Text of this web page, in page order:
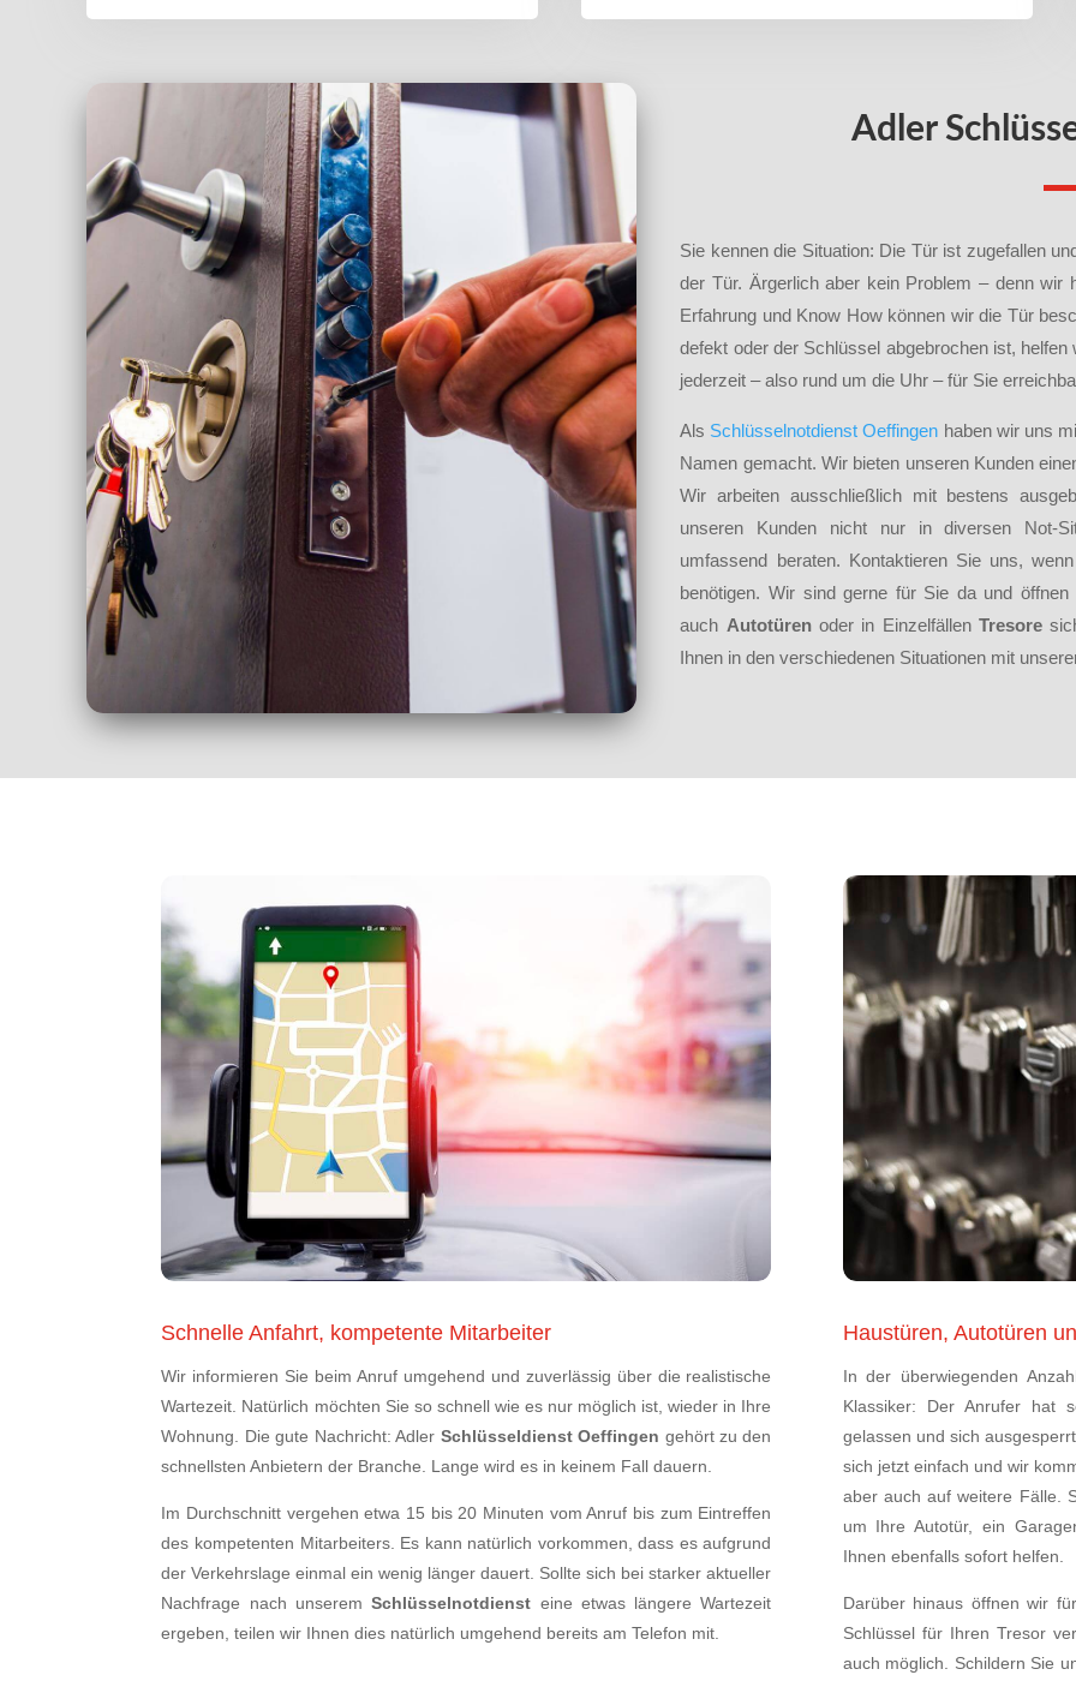
Adler
Sie kennen die Situation: Die Tür ist zugefallen
der Tür. Ärgerlich aber kein Problem – denn
Erfahrung und Know How können wir die Tür
defekt oder der Schlüssel abgebrochen ist,
jederzeit – also rund um die Uhr – für Sie
Als Schlüsselnotdienst Oeffingen haben wir uns
Namen gemacht. Wir bieten unseren Kunden
Wir arbeiten ausschließlich mit bestens
unseren Kunden nicht nur in diversen Not-
umfassend beraten. Kontaktieren Sie uns,
benötigen. Wir sind gerne für Sie da und öffnen
auch Autotürenoder in Einzelfällen Tresore
Ihnen in den verschiedenen Situationen mit
Schnelle Anfahrt, kompetente Mitarbeiter
Wir informieren Sie beim Anruf umgehend und zuverlässig über die realistische
Wartezeit. Natürlich möchten Sie so schnell wie es nur möglich ist, wieder in Ihre
Wohnung. Die gute Nachricht: Adler Schlüsseldienst Oeffingen gehört zu den
schnellsten Anbietern der Branche. Lange wird es in keinem Fall dauern.
Im Durchschnitt vergehen etwa 15 bis 20 Minuten vom Anruf bis zum Eintreffen
des kompetenten Mitarbeiters. Es kann natürlich vorkommen, dass es aufgrund
der Verkehrslage einmal ein wenig länger dauert. Sollte sich bei starker aktueller
Nachfrage nach unseremSchlüsselnotdienst eine etwas längere Wartezeit
ergeben, teilen wir Ihnen dies natürlich umgehend bereits am Telefon mit.
Haustüren, Autotüren
In der überwiegenden
Klassiker: Der Anrufer hat
gelassen und sich
sich jetzt einfach und wir
aber auch auf weitere Fälle.
um Ihre Autotür, ein
Ihnen ebenfalls sofort helfen.
Darüber hinaus öffnen wir
Schlüssel für Ihren Tresor
auch möglich. Schildern Sie